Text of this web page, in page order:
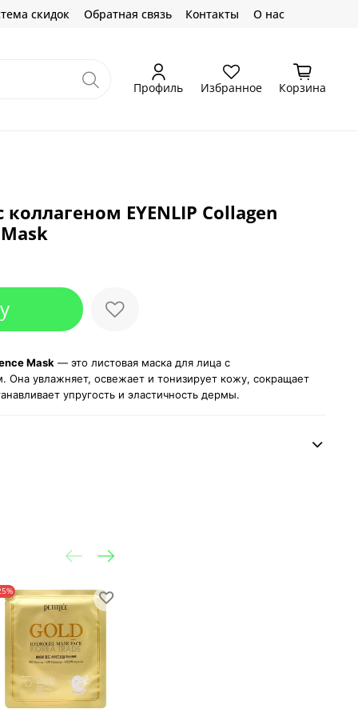
скидок Обратная связь Контакты О нас
Профиль Избранное Корзина
EYENLIP Collagen
Mask — это листовая маска для лица с
Она увлажняет, освежает и тонизирует кожу, сокращает
упругость и эластичность дермы.